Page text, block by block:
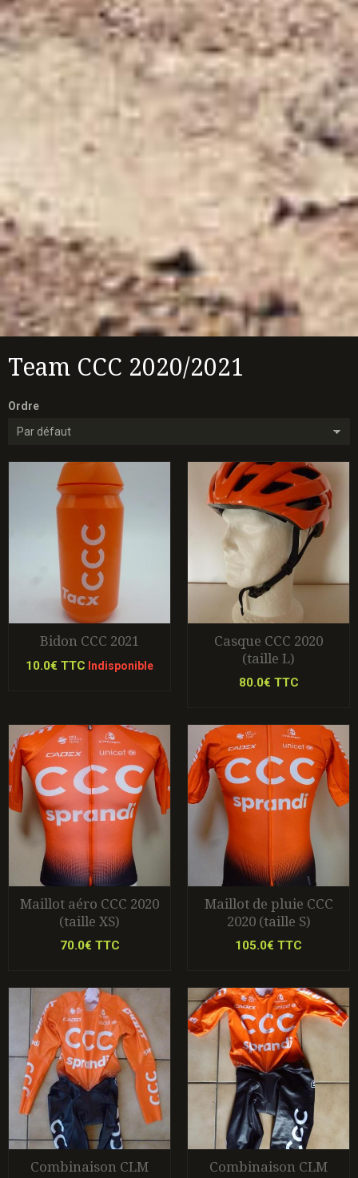
Team CCC 2020/2021
Ordre
Bidon CCC 2021
10.0€ TTC Indisponible
Casque CCC 2020
(taille L)
80.0€ TTC
Maillot aéro CCC 2020
(taille XS)
70.0€ TTC
Maillot de pluie CCC
2020 (taille S)
105.0€ TTC
Combinaison CLM
Combinaison CLM